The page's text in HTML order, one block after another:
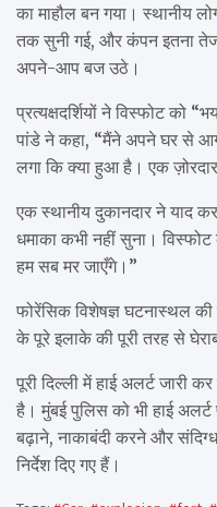
का माहौल बन गया। स्थानीय
तक सुनी गई, और कंपन इतना तेज
अपने-आप बज उठे।
प्रत्यक्षदर्शियों ने विस्फोट को
पांडे ने कहा, “मैंने अपने घर से
लगा कि क्या हुआ है। एक
एक स्थानीय दुकानदार ने याद
धमाका कभी नहीं सुना।
हम सब मर जाएँगे।”
फोरेंसिक विशेषज्ञ घटनास्थल
के पूरे इलाके की पूरी तरह से
पूरी दिल्ली में हाई अलर्ट जारी
है। मुंबई पुलिस को भी हाई
बढ़ाने, नाकाबंदी करने और
निर्देश दिए गए हैं।